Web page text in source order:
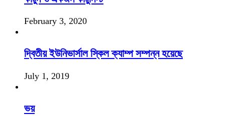
February 3, 2020
দ্বিতীয় ইউনিভার্সাল স্কিল ক্যাম্প সম্পন্ন হয়েছে
July 1, 2019
ভয়